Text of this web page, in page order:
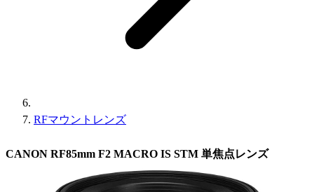
RFマウントレンズ
CANON RF85mm F2 MACRO IS STM 単焦点レンズ